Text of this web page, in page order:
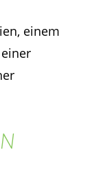
einem